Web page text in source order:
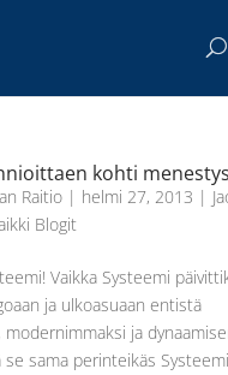
kohti
Raitio| helmi 27, 2013 |
Blogit
Vaikka Systeemi
ja ulkoasuaan entistä
modernimmaksi ja
sama perinteikäs